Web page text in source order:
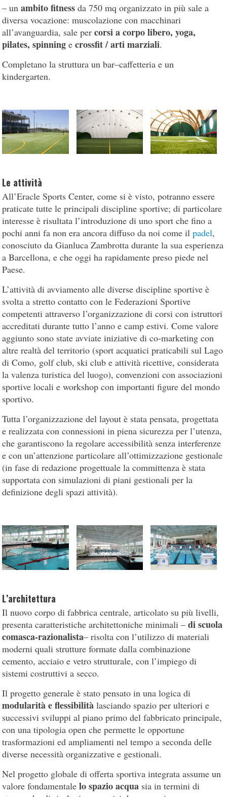
– unambito fitness da 750 mq organizzato in più sale a
diversa vocazione: muscolazione con macchinari
all’avanguardia, sale percorsi a corpo libero, yoga,
pilates, spinninge crossfit / arti marziali.
Completano la struttura un bar–caffetteria e un
kindergarten.
Le attività
All’Eracle Sports Center, come si è visto, potranno essere
praticate tutte le principali discipline sportive; di particolare
interesse è risultata l’introduzione di uno sport che fino a
pochi anni fa non era ancora diffuso da noi come ilpadel,
conosciuto da Gianluca Zambrotta durante la sua esperienza
a Barcellona, e che oggi ha rapidamente preso piede nel
Paese.
L’attività di avviamento alle diverse discipline sportive è
svolta a stretto contatto con le Federazioni Sportive
competenti attraverso l’organizzazione di corsi con istruttori
accreditati durante tutto l’anno e camp estivi. Come valore
aggiunto sono state avviate iniziative di co-marketing con
altre realtà del territorio (sport acquatici praticabili sul Lago
di Como, golf club, ski club e attività ricettive, considerata
la valenza turistica del luogo), convenzioni con associazioni
sportive locali e workshop con importanti figure del mondo
sportivo.
Tutta l’organizzazione del layout è stata pensata, progettata
e realizzata con connessioni in piena sicurezza per l’utenza,
che garantiscono la regolare accessibilità senza interferenze
e con un’attenzione particolare all’ottimizzazione gestionale
(in fase di redazione progettuale la committenza è stata
supportata con simulazioni di piani gestionali per la
definizione degli spazi attività).
L’architettura
Il nuovo corpo di fabbrica centrale, articolato su più livelli,
presenta caratteristiche architettoniche minimali –di scuola
comasca-razionalista– risolta con l’utilizzo di materiali
moderni quali strutture formate dalla combinazione
cemento, acciaio e vetro strutturale, con l’impiego di
sistemi costruttivi a secco.
Il progetto generale è stato pensato in una logica di
modularità e flessibilità lasciando spazio per ulteriori e
successivi sviluppi al piano primo del fabbricato principale,
con una tipologia open che permette le opportune
trasformazioni ed ampliamenti nel tempo a seconda delle
diverse necessità organizzative e gestionali.
Nel progetto globale di offerta sportiva integrata assume un
valore fondamentale lo spazio acqua sia in termini di